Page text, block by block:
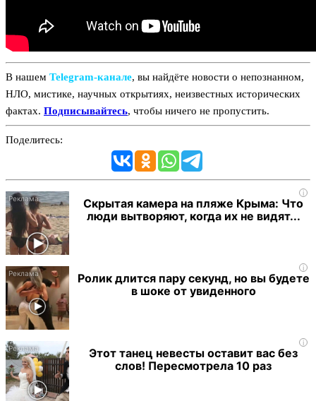
В нашем Telegram‑канале, вы найдёте новости о непознанном,
НЛО, мистике, научных открытиях, неизвестных исторических
фактах. Подписывайтесь, чтобы ничего не пропустить.
Поделитесь:
i
Скрытая камера на пляже Крыма: Что
люди вытворяют, когда их не видят...
i
Ролик длится пару секунд, но вы будете
в шоке от увиденного
i
Этот танец невесты оставит вас без
слов! Пересмотрела 10 раз